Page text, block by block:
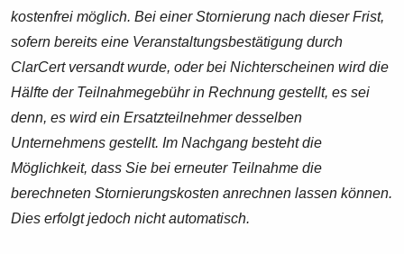
kostenfrei möglich. Bei einer Stornierung nach dieser Frist,
sofern bereits eine Veranstaltungsbestätigung durch
ClarCert versandt wurde, oder bei Nichterscheinen wird die
Hälfte der Teilnahmegebühr in Rechnung gestellt, es sei
denn, es wird ein Ersatzteilnehmer desselben
Unternehmens gestellt. Im Nachgang besteht die
Möglichkeit, dass Sie bei erneuter Teilnahme die
berechneten Stornierungskosten anrechnen lassen können.
Dies erfolgt jedoch nicht automatisch.